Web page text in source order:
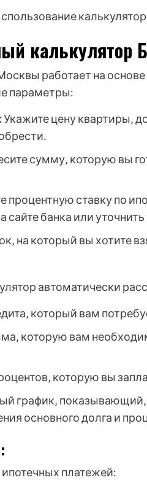
калькулятор
работает на
параметры:
Укажите цену квартиры‚
сумму‚ которую вы
процентную ставку по
банка или уточнить
на который вы хотите
автоматически
который вам
которую вам
которую вы
график‚ показывающий‚
основного долга и
платежей: